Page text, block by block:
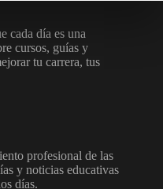
cada día es una
cursos, guías y
tu carrera, tus
profesional de las
y noticias educativas
días.